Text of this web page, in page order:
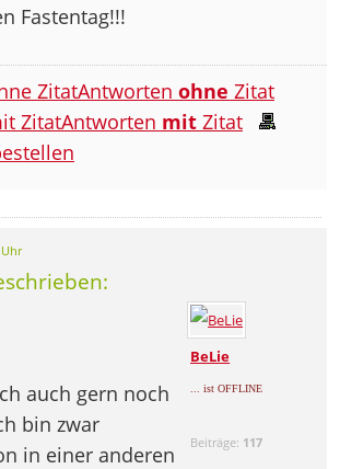
Fastentag!!!
Antworten ohne Zitat
Antworten mit Zitat
BeLie
... ist OFFLINE
Beiträge: 117
auch gern noch
bin zwar
in einer anderen